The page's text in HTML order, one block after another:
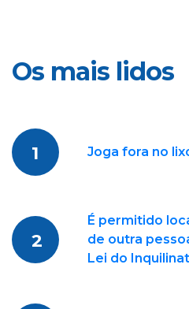
Os mais lidos
1 Joga fora no
2
É permitido
de outra
Lei do